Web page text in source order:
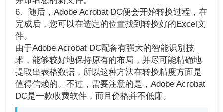
6、随后，Adobe Acrobat DC便会开始转换过程，在
完成后，您可以在选定的位置找到转换好的Excel文
件。
由于Adobe Acrobat DC配备有强大的智能识别技
术，能够较好地保持原有的布局，并尽可能精确地
提取出表格数据，所以这种方法在转换精度方面是
值得信赖的。不过，需要注意的是，Adobe Acrobat
DC是一款收费软件，而且价格并不低廉。